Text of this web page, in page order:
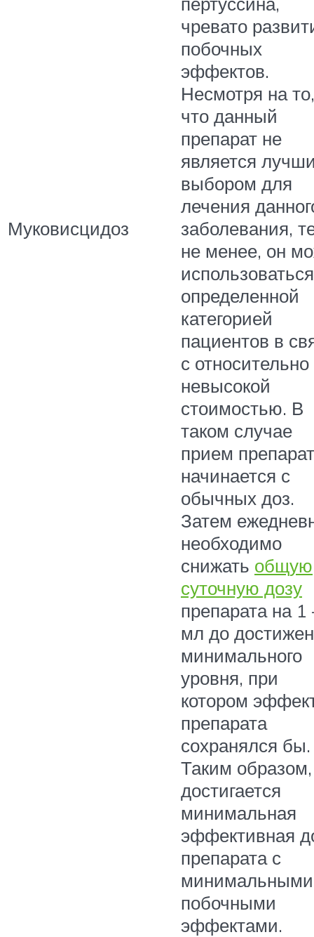
Муковисцидоз
чревато
побочных
эффектов.
Несмотря на то,
что данный
препарат не
является
выбором для
лечения
заболевания,
не менее, он
использоваться
определенной
категорией
пациентов в
с относительно
невысокой
стоимостью. В
таком случае
прием
начинается с
обычных доз.
Затем
необходимо
снижать общую
суточную дозу
препарата на 1
мл до
минимального
уровня, при
котором
препарата
сохранялся бы.
Таким образом,
достигается
минимальная
эффективная
препарата с
минимальными
побочными
эффектами.